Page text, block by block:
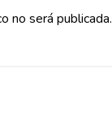
no será publicada.